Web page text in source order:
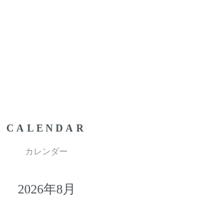
CALENDAR
カレンダー
2026年8月